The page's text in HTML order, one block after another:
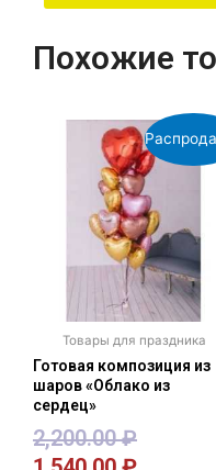
Похожие
Товары для праздника
Готовая композиция из
шаров «Облако из
сердец»
2,200.00₽